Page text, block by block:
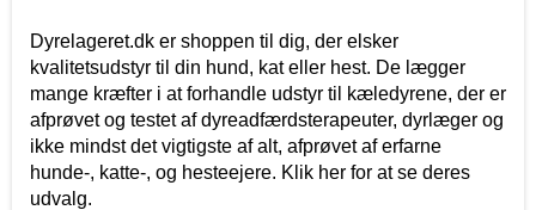
Dyrelageret.dk er shoppen til dig, der elsker
kvalitetsudstyr til din hund, kat eller hest. De lægger
mange kræfter i at forhandle udstyr til kæledyrene, der er
afprøvet og testet af dyreadfærdsterapeuter, dyrlæger og
ikke mindst det vigtigste af alt, afprøvet af erfarne
hunde-, katte-, og hesteejere. Klik her for at se deres
udvalg.